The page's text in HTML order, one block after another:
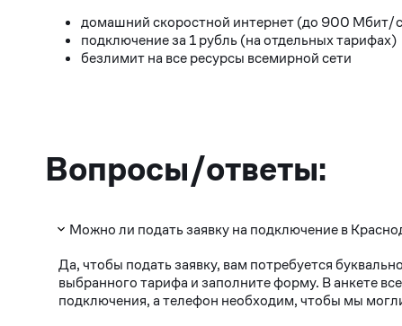
домашний скоростной интернет (до 900 Мбит/
подключение за 1 рубль (на отдельных тарифах)
безлимит на все ресурсы всемирной сети
Вопросы/ответы:
Можно ли подать заявку на подключение в
Да, чтобы подать заявку, вам потребуется
выбранного тарифа и заполните форму. В анкете
подключения, а телефон необходим, чтобы мы